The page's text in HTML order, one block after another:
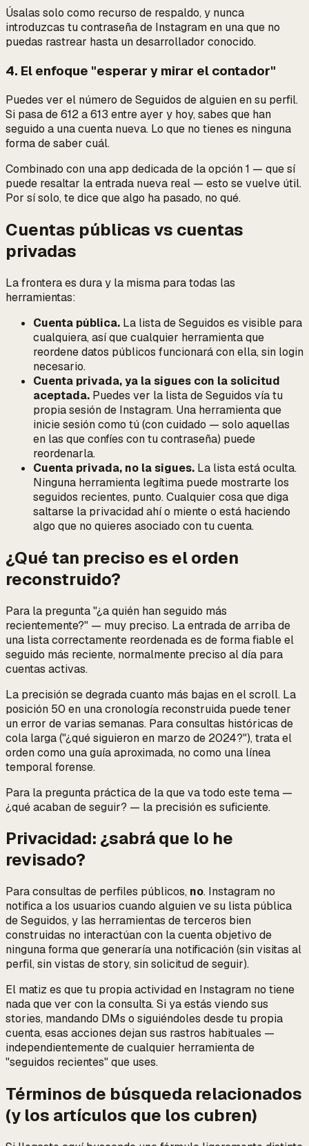
Úsalas solo como recurso de respaldo, y nunca
introduzcas tu contraseña de Instagram en una que no
puedas rastrear hasta un desarrollador conocido.
4. El enfoque "esperar y mirar el contador"
Puedes ver el número de Seguidos de alguien en su perfil.
Si pasa de 612 a 613 entre ayer y hoy, sabes que han
seguido a una cuenta nueva. Lo que no tienes es ninguna
forma de saber cuál.
Combinado con una app dedicada de la opción 1 — que sí
puede resaltar la entrada nueva real — esto se vuelve útil.
Por sí solo, te diceque algo ha pasado, no qué.
Cuentas públicas vs cuentas
privadas
La frontera es dura y la misma para todas las
herramientas:
Cuenta pública. La lista de Seguidos es visible para
cualquiera, así que cualquier herramienta que
reordene datos públicos funcionará con ella, sin login
necesario.
Cuenta privada, ya la sigues con la solicitud
aceptada. Puedes ver la lista de Seguidos vía tu
propia sesión de Instagram. Una herramienta que
inicie sesión como tú (con cuidado — solo aquellas
en las que confíes con tu contraseña) puede
reordenarla.
Cuenta privada, no la sigues. La lista está oculta.
Ninguna herramienta legítima puede mostrarte los
seguidos recientes, punto. Cualquier cosa que diga
saltarse la privacidad ahí o miente o está haciendo
algo que no quieres asociado con tu cuenta.
¿Qué tan preciso es el orden
reconstruido?
Para la pregunta"¿a quién han seguido más
recientemente?" — muy preciso. La entrada de arriba de
una lista correctamente reordenada es de forma fiable el
seguido más reciente, normalmente preciso al día para
cuentas activas.
La precisión se degrada cuanto más bajas en el scroll. La
posición 50 en una cronología reconstruida puede tener
un error de varias semanas. Para consultas históricas de
cola larga ("¿qué siguieron en marzo de 2024?"), trata el
orden como una guía aproximada, no como una línea
temporal forense.
Para la pregunta práctica de la que va todo este tema —
¿qué acaban de seguir? — la precisión es suficiente.
Privacidad: ¿sabrá que lo he
revisado?
Para consultas de perfiles públicos, no. Instagram no
notifica a los usuarios cuando alguien ve su lista pública
de Seguidos, y las herramientas de terceros bien
construidas no interactúan con la cuenta objetivo de
ninguna forma que generaría una notificación (sin visitas al
perfil, sin vistas de story, sin solicitud de seguir).
El matiz es que tu propiaactividad en Instagram no tiene
nada que ver con la consulta. Si ya estás viendo sus
stories, mandando DMs o siguiéndoles desde tu propia
cuenta, esas acciones dejan sus rastros habituales —
independientemente de cualquier herramienta de
"seguidos recientes" que uses.
Términos de búsqueda relacionados
(y los artículos que los cubren)